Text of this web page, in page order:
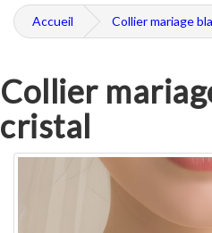
Accueil Collier mariage
Collier
cristal